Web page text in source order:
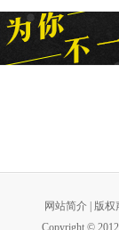
网站简介
版权